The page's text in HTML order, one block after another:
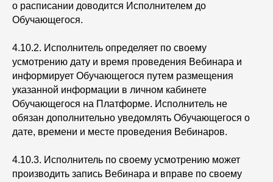
о расписании доводится Исполнителем до
Обучающегося.
4.10.2. Исполнитель определяет по своему
усмотрению дату и время проведения Вебинара и
информирует Обучающегося путем размещения
указанной информации в личном кабинете
Обучающегося на Платформе. Исполнитель не
обязан дополнительно уведомлять Обучающегося о
дате, времени и месте проведения Вебинаров.
4.10.3. Исполнитель по своему усмотрению может
производить запись Вебинара и вправе по своему